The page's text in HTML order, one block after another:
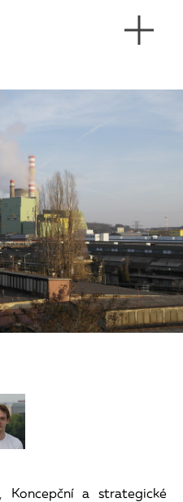
Koncepční a strategické